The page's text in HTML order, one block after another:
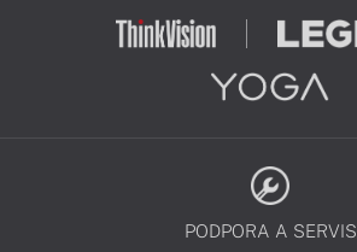
PODPORA A SERVIS